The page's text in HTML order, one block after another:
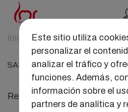
Este sitio utiliza
personalizar el
analizar el tráfico y
funciones. Además,
información sobre el
partners de analítica y
Inicio > SALUD ÍNTIMA >
SALUD SEXUAL
Relevancia